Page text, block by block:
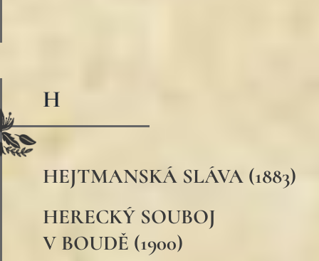
H
HEJTMANSKÁ SLÁVA (1883)
HERECKÝ SOUBOJ
V BOUDĚ (1900)